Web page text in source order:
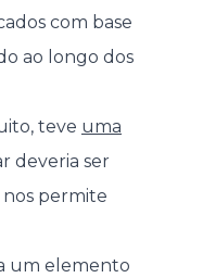
com base
ao longo dos
teve uma
deveria ser
permite
um elemento